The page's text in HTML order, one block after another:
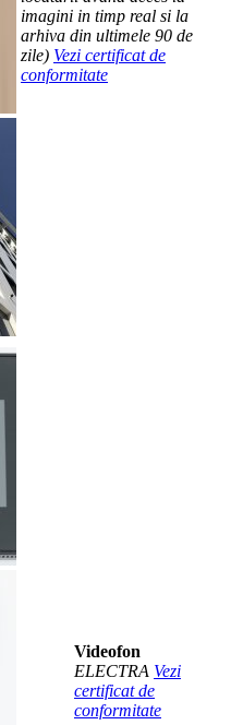
imagini in timp real si la
arhiva din ultimele 90 de
zile) Vezi certificat de
conformitate
Videofon
ELECTRA Vezi
certificat de
conformitate